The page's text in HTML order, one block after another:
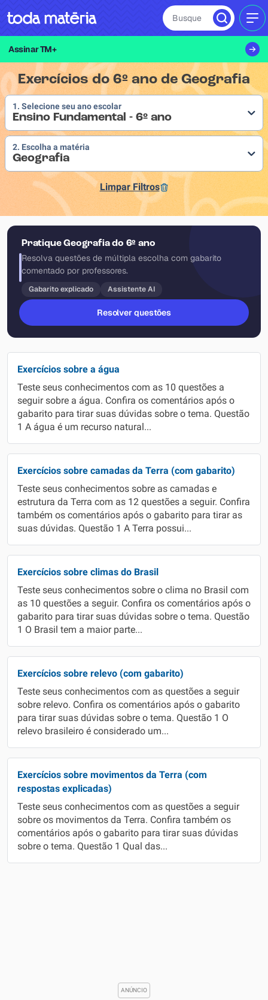
Busque
Assinar TM+
Exercícios do 6º ano de Geografia
1. Selecione seu ano escolar
Ensino Fundamental - 6º ano
2. Escolha a matéria
Geografia
Limpar Filtros
Pratique Geografia do 6º ano
Resolva questões de múltipla escolha com gabarito
comentado por professores.
Gabarito explicado Assistente AI
Resolver questões
Exercícios sobre a água
Teste seus conhecimentos com as 10 questões a
seguir sobre a água. Confira os comentários após o
gabarito para tirar suas dúvidas sobre o tema. Questão
1 A água é um recurso natural...
Exercícios sobre camadas da Terra (com gabarito)
Teste seus conhecimentos sobre as camadas e
estrutura da Terra com as 12 questões a seguir. Confira
também os comentários após o gabarito para tirar as
suas dúvidas. Questão 1 A Terra possui...
Exercícios sobre climas do Brasil
Teste seus conhecimentos sobre o clima no Brasil com
as 10 questões a seguir. Confira os comentários após o
gabarito para tirar suas dúvidas sobre o tema. Questão
1 O Brasil tem a maior parte...
Exercícios sobre relevo (com gabarito)
Teste seus conhecimentos com as questões a seguir
sobre relevo. Confira os comentários após o gabarito
para tirar suas dúvidas sobre o tema. Questão 1 O
relevo brasileiro é considerado um...
Exercícios sobre movimentos da Terra (com
respostas explicadas)
Teste seus conhecimentos com as questões a seguir
sobre os movimentos da Terra. Confira também os
comentários após o gabarito para tirar suas dúvidas
sobre o tema. Questão 1 Qual das...